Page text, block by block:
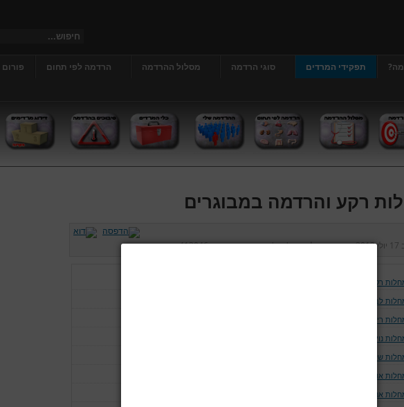
תפקידי המרדים סוגי הרדמה מסלול ההרדמה הרדמה לפי תחום
פורום
רקע והרדמה במבוגרים
17 יולי 2013 נכתב על ידידר' גרג'י יונתן כניסות:413046
רקע והרדמה במבוגרים
לב וכלי דם
ריאה ודרכי האויר
נוירולוגיות
שלד
אוטו-אימוניות
אנדוקריניות